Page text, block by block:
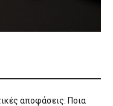
αποφάσεις: Ποια